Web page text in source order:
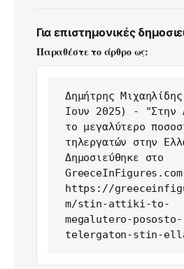
Για επιστημονικές
Παραθέστε το άρθρο ως:
Δημήτρης
Ιουν 2025) - "Στην
το μεγαλύτερο
τηλεργατών στην
Δημοσιεύθηκε στο
https://
m/stin-attiki-to-
megalutero-pososto-
telergaton-stin-